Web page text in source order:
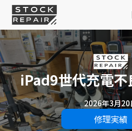
ン
へ
ス
キ
ッ
プ
iPad9世代充電
2026年3月20
修理実績